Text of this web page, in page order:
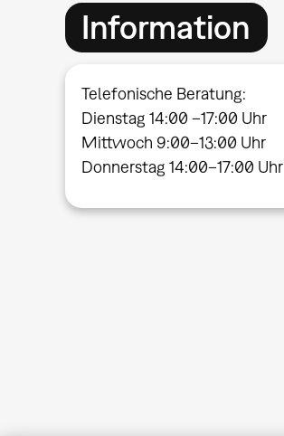
Information
Telefonische Beratung:
Dienstag 14:00 –17:00 Uhr
Mittwoch 9:00–13:00 Uhr
Donnerstag 14:00–17:00 Uhr